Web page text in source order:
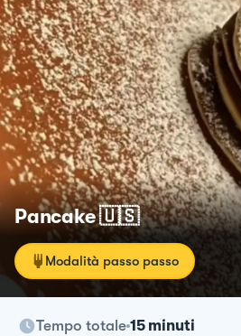
Pancake 🇺🇸
Modalità passo passo
Tempo totale 15 minuti